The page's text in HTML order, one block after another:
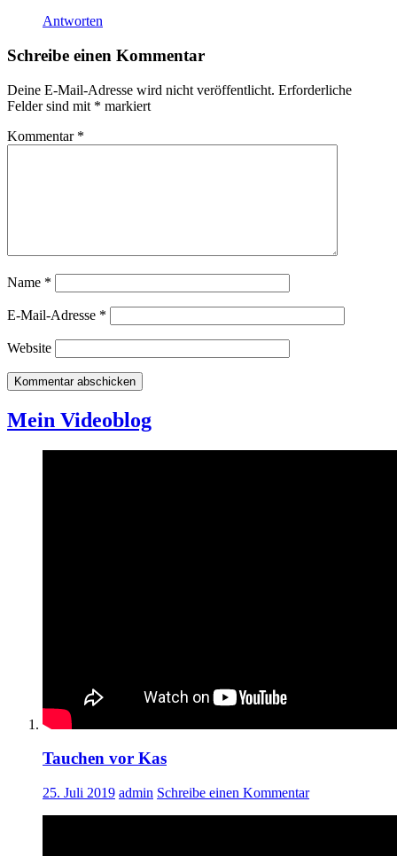
Antworten
Schreibe einen Kommentar
Deine E-Mail-Adresse wird nicht veröffentlicht. Erforderliche
Felder sind mit * markiert
Kommentar *
Name *
E-Mail-Adresse *
Website
Mein Videoblog
Tauchen vor Kas
25. Juli 2019 admin Schreibe einen Kommentar